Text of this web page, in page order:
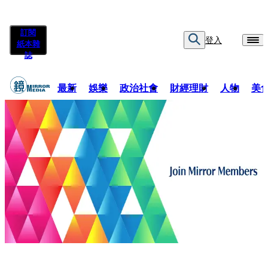
訂閱
紙本雜
誌
登入
最新 娛樂 政治社會 財經理財 人物 美